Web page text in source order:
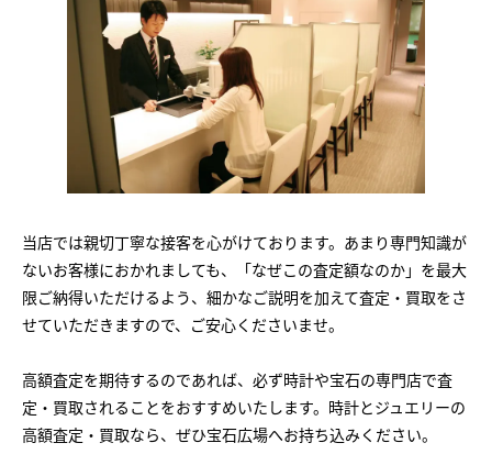
当店では親切丁寧な接客を心がけております。あまり専門知識が
ないお客様におかれましても、「なぜこの査定額なのか」を最大
限ご納得いただけるよう、細かなご説明を加えて査定・買取をさ
せていただきますので、ご安心くださいませ。
高額査定を期待するのであれば、必ず時計や宝石の専門店で査
定・買取されることをおすすめいたします。時計とジュエリーの
高額査定・買取なら、ぜひ宝石広場へお持ち込みください。